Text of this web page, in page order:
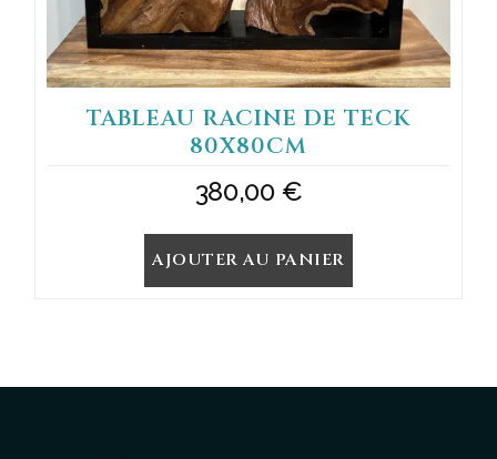
TABLEAU RACINE DE TECK
80X80CM
380,00 €
AJOUTER AU PANIER